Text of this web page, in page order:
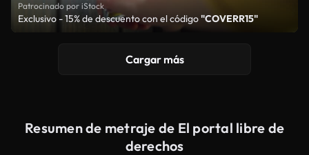
Patrocinado por iStock
Exclusivo - 15% de descuento con el código"COVERR15"
Cargar más
Resumen de metraje de El portal libre de
derechos